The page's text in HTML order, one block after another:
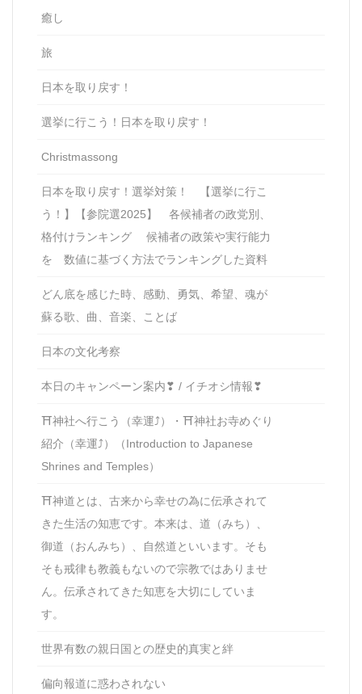
癒し
旅
日本を取り戻す！
選挙に行こう！日本を取り戻す！
Christmassong
日本を取り戻す！選挙対策！ 【選挙に行こ
う！】【参院選2025】 各候補者の政党別、
格付けランキング 候補者の政策や実行能力
を 数値に基づく方法でランキングした資料
どん底を感じた時、感動、勇気、希望、魂が
蘇る歌、曲、音楽、ことば
日本の文化考察
本日のキャンペーン案内❣ / イチオシ情報❣
⛩神社へ行こう（幸運⤴）・⛩神社お寺めぐり
紹介（幸運⤴）（Introduction to Japanese
Shrines and Temples）
⛩神道とは、古来から幸せの為に伝承されて
きた生活の知恵です。本来は、道（みち）、
御道（おんみち）、自然道といいます。そも
そも戒律も教義もないので宗教ではありませ
ん。伝承されてきた知恵を大切にしていま
す。
世界有数の親日国との歴史的真実と絆
偏向報道に惑わされない